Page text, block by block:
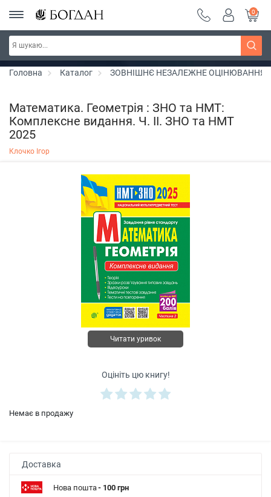
РОЗПРОДАЖ ~ 150 грн ~ 200 грн ~ 250 грн ~
300 грн ~ РОЗПРОДАЖ
Дізнатись більше
0
Головна Каталог ЗОВНІШНЄ НЕЗАЛЕЖНЕ ОЦІНЮВАННЯ
Математика. Геометрія : ЗНО та НМТ:
Комплексне видання. Ч. ІІ. ЗНО та НМТ
2025
Клочко Ігор
Читати уривок
Оцініть цю книгу!
Немає в продажу
Доставка
Нова пошта- 100 грн